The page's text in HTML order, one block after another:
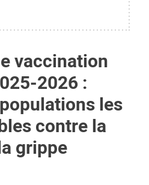
vaccination
2026 :
les
contre la
grippe